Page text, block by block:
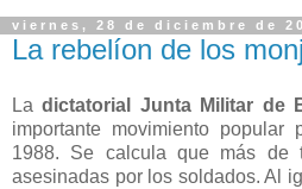
viernes, 28 de diciembre de
La rebelíon de los
Ladictatorial Junta Militar de
importante movimiento popular
1988. Se calcula que más de
asesinadas por los soldados. Al